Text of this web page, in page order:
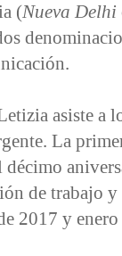
(Nueva Delhi
asiste a
La
de trabajo y
2017 y